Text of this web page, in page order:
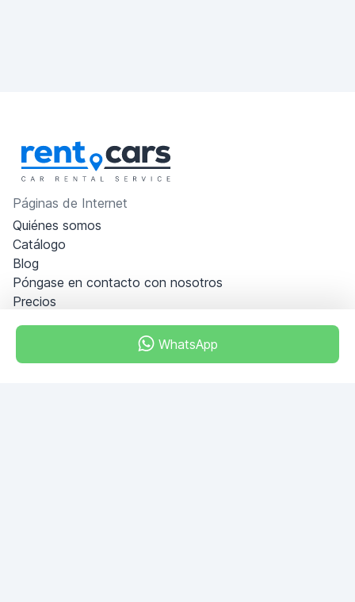
WhatsApp
Páginas de Internet
Quiénes somos
Catálogo
Blog
Póngase en contacto con nosotros
Precios
PREGUNTAS FRECUENTES
Hágase socio